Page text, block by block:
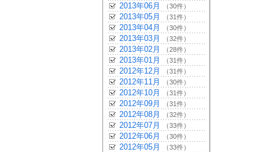
2013年06月 （30件）
2013年05月 （31件）
2013年04月 （30件）
2013年03月 （32件）
2013年02月 （28件）
2013年01月 （31件）
2012年12月 （31件）
2012年11月 （30件）
2012年10月 （31件）
2012年09月 （31件）
2012年08月 （32件）
2012年07月 （33件）
2012年06月 （30件）
2012年05月 （33件）